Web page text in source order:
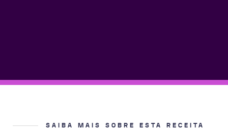
SAIBA MAIS SOBRE ESTA RECEITA